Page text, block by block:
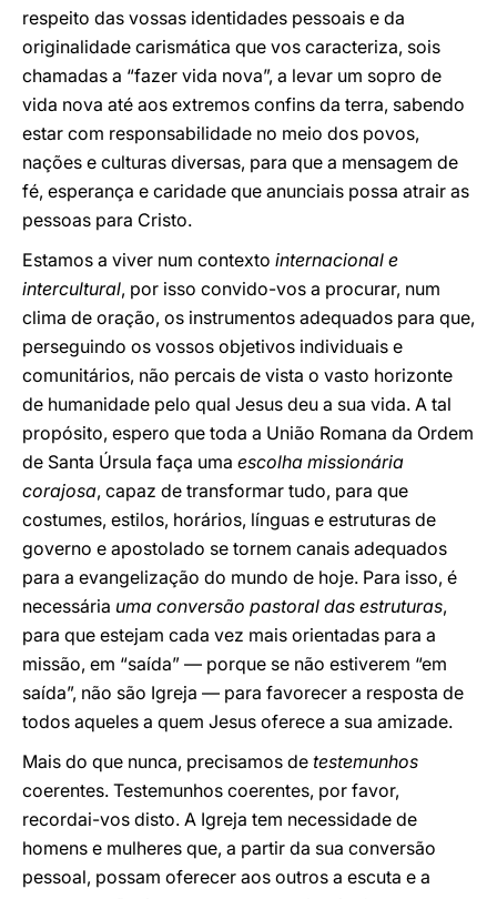
respeito das vossas identidades pessoais e da
originalidade carismática que vos caracteriza, sois
chamadas a “fazer vida nova”, a levar um sopro de
vida nova até aos extremos confins da terra, sabendo
estar com responsabilidade no meio dos povos,
nações e culturas diversas, para que a mensagem de
fé, esperança e caridade que anunciais possa atrair as
pessoas para Cristo.
Estamos a viver num contexto internacional e
intercultural, por isso convido-vos a procurar, num
clima de oração, os instrumentos adequados para que,
perseguindo os vossos objetivos individuais e
comunitários, não percais de vista o vasto horizonte
de humanidade pelo qual Jesus deu a sua vida. A tal
propósito, espero que toda a União Romana da Ordem
de Santa Úrsula faça uma escolha missionária
corajosa, capaz de transformar tudo, para que
costumes, estilos, horários, línguas e estruturas de
governo e apostolado se tornem canais adequados
para a evangelização do mundo de hoje. Para isso, é
necessária uma conversão pastoral das estruturas,
para que estejam cada vez mais orientadas para a
missão, em “saída” — porque se não estiverem “em
saída”, não são Igreja — para favorecer a resposta de
todos aqueles a quem Jesus oferece a sua amizade.
Mais do que nunca, precisamos de testemunhos
coerentes. Testemunhos coerentes, por favor,
recordai-vos disto. A Igreja tem necessidade de
homens e mulheres que, a partir da sua conversão
pessoal, possam oferecer aos outros a escuta e a